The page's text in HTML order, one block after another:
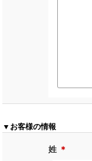
▼お客様の情報
姓 ＊